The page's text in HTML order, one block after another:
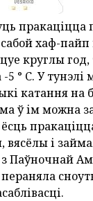
пракаціцца
сабой хаф-
круглы
° С. У тунэлі
катання на
ў ім можна
вясёлы і
Паўночнай